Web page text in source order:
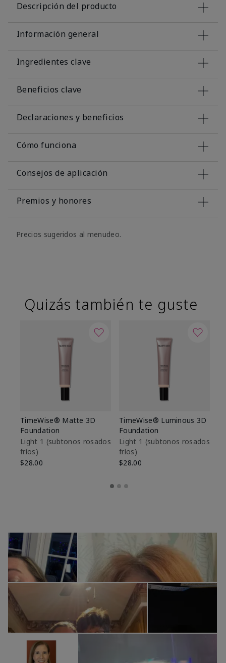
Descripción del producto
Información general
Ingredientes clave
Beneficios clave
Declaraciones y beneficios
Cómo funciona
Consejos de aplicación
Premios y honores
Precios sugeridos al menudeo.
Quizás también te guste
TimeWise® Matte 3D
Foundation
Light 1​ (subtonos rosados
fríos)
$28.00
TimeWise® Luminous 3D
Foundation
Light 1​ (subtonos rosados
fríos)
$28.00